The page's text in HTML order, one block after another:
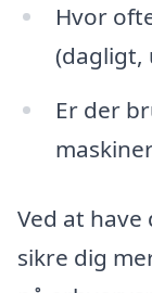
Hvor
(dagligt,
Er der
Ved at
sikre dig